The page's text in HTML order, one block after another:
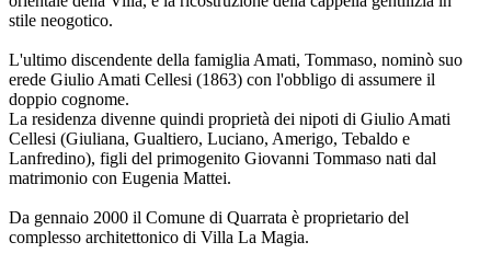
stile neogotico.
L'ultimo discendente della famiglia Amati, Tommaso, nominò suo
erede Giulio Amati Cellesi (1863) con l'obbligo di assumere il
doppio cognome.
La residenza divenne quindi proprietà dei nipoti di Giulio Amati
Cellesi (Giuliana, Gualtiero, Luciano, Amerigo, Tebaldo e
Lanfredino), figli del primogenito Giovanni Tommaso nati dal
matrimonio con Eugenia Mattei.
Da gennaio 2000 il Comune di Quarrata è proprietario del
complesso architettonico di Villa La Magia.